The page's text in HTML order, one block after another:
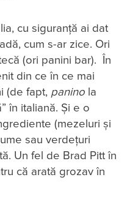
cu siguranță ai dat
cum s-ar zice. Ori
(ori panini bar). În
din ce în ce mai
(de fapt, panino la
în italiană. Și e o
(mezeluri și
sau verdețuri
Un fel de Brad Pitt în
că arată grozav în